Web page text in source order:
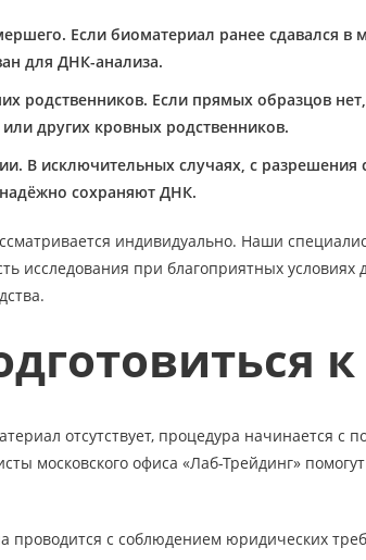
Если биоматериал ранее сдавался
для ДНК-анализа.
родственников. Если прямых образцов
или других кровных родственников.
В исключительных случаях, с
сохраняют ДНК.
индивидуально. Наши
исследования при благоприятных
отсутствует, процедура начинается с
московского офиса «Лаб-Трейдинг»
проводится с соблюдением юридических